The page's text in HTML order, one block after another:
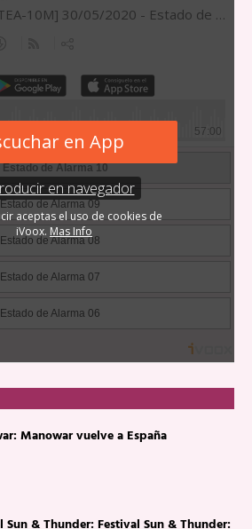
Manowar vuelve a España